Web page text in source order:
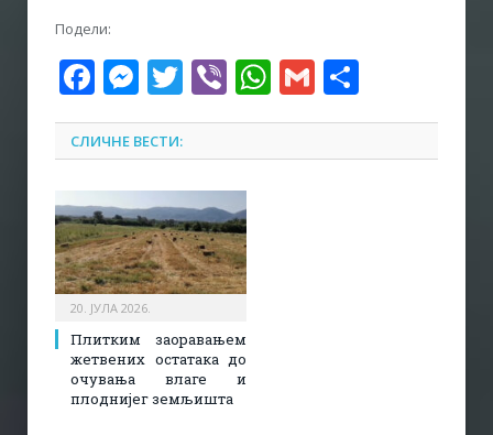
Подели:
Facebook
Messenger
Twitter
ViberWhatsApp
Gmail
СЛИЧНЕ ВЕСТИ:
20. ЈУЛА 2026.
Плитким заоравањем
жетвених остатака до
очувања влаге и
плоднијег земљишта